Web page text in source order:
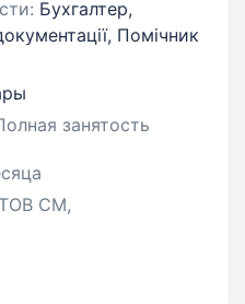
Бухгалтер,
Помічник
занятость
ТОВ СМ,